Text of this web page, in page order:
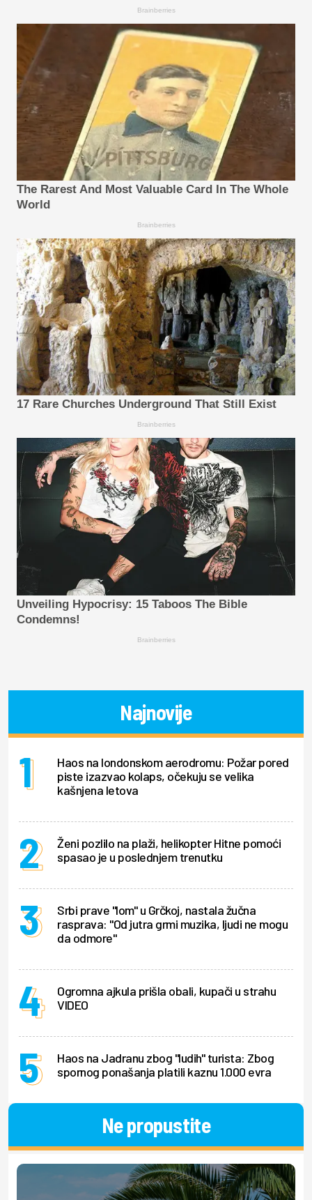
Brainberries
The Rarest And Most Valuable Card In The Whole
World
Brainberries
17 Rare Churches Underground That Still Exist
Brainberries
Unveiling Hypocrisy: 15 Taboos The Bible
Condemns!
Brainberries
Najnovije
Haos na londonskom aerodromu: Požar pored
piste izazvao kolaps, očekuju se velika
kašnjena letova
Ženi pozlilo na plaži, helikopter Hitne pomoći
spasao je u poslednjem trenutku
Srbi prave "lom" u Grčkoj, nastala žučna
rasprava: "Od jutra grmi muzika, ljudi ne mogu
da odmore"
Ogromna ajkula prišla obali, kupači u strahu
VIDEO
Haos na Jadranu zbog "ludih" turista: Zbog
spornog ponašanja platili kaznu 1.000 evra
Ne propustite